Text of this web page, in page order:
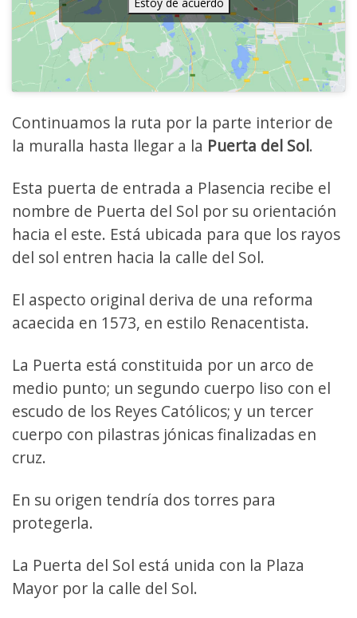
Continuamos la ruta por la parte interior de
la muralla hasta llegar a la Puerta del Sol.
Esta puerta de entrada a Plasencia recibe el
nombre de Puerta del Sol por su orientación
hacia el este. Está ubicada para que los rayos
del sol entren hacia la calle del Sol.
El aspecto original deriva de una reforma
acaecida en 1573, en estilo Renacentista.
La Puerta está constituida por un arco de
medio punto; un segundo cuerpo liso con el
escudo de los Reyes Católicos; y un tercer
cuerpo con pilastras jónicas finalizadas en
cruz.
En su origen tendría dos torres para
protegerla.
La Puerta del Sol está unida con la Plaza
Mayor por la calle del Sol.